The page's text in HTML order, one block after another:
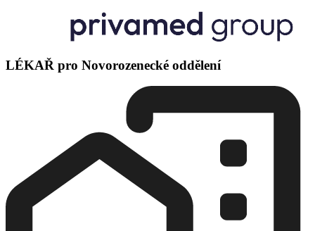
LÉKAŘ pro Novorozenecké oddělení